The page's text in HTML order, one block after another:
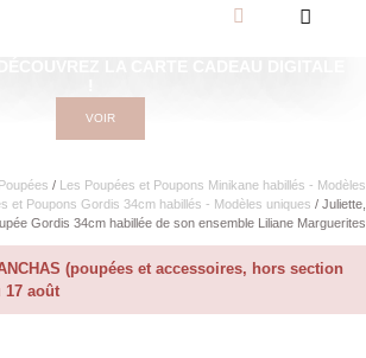
VOIR
/ Les Poupées et Poupons Minikane habillés - Modèles
et Poupons Gordis 34cm habillés - Modèles uniques / Juliette,
Gordis 34cm habillée de son ensemble Liliane Marguerites
(poupées et accessoires, hors section
17 août